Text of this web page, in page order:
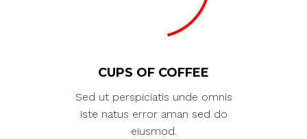
CUPS OF COFFEE
Sed ut perspiciatis unde omnis
iste natus error aman sed do
eiusmod.